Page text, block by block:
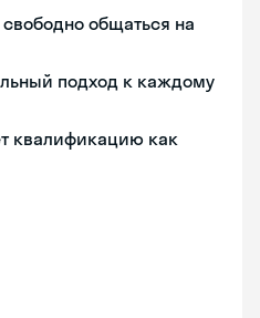
общаться на
подход к каждому
квалификацию как